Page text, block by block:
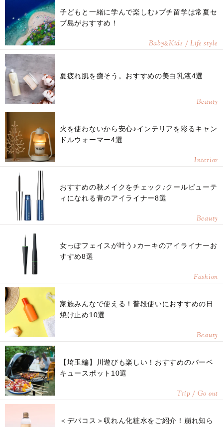
子どもと一緒に学んで楽しむ♪プチ留学は常夏セ
ブ島がおすすめ！
Baby&Kids / Life style
夏疲れ肌を癒そう。おすすめの美白乳液4選
Beauty
火を使わないから安心♪インテリアを彩るキャン
ドルウォーマー4選
Interior
おすすめの秋メイクをチェック♪クールビューテ
ィになれる青のアイライナー8選
Beauty
女っぽフェイスが叶う♪カーキのアイライナーお
すすめ8選
Fashion
家族みんなで使える！普段使いにおすすめの日
焼け止め10選
Beauty
【埼玉編】川遊びも楽しい！おすすめのバーベ
キュースポット10選
Trip / Go out
＜デパコス＞収れん化粧水をご紹介！崩れ知ら